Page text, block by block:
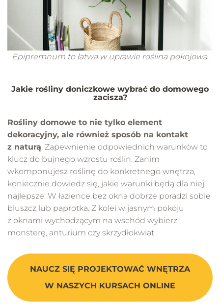
Epipremnum to łatwa w uprawie roślina pokojowa.
Jakie rośliny doniczkowe wybrać do domowego
zacisza?
Rośliny domowe to nie tylko element
dekoracyjny, ale również sposób na kontakt
z naturą. Zapewnienie odpowiednich warunków to
klucz do bujnego wzrostu roślin. Zanim
wkomponujesz roślinę do konkretnego wnętrza,
koniecznie dowiedz się, jakie warunki będą dla niej
najlepsze. W łazience bez okna dobrze poradzi sobie
bluszcz lub paprotka. Z kolei w jasnym pokoju
z oknami wychodzącym na wschód wybierz
monsterę, anturium czy skrzydłokwiat.
NAUCZ SIĘ PROJEKTOWAĆ WNĘTRZA
W NASZYCH KURSACH ONLINE